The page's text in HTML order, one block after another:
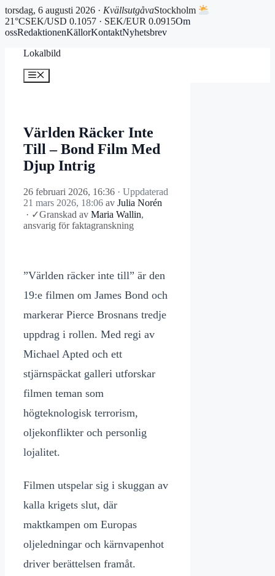
torsdag, 6 augusti 2026 · KvällsutgåvaStockholm
21°CSEK/USD 0.1057 · SEK/EUR 0.0915Om
ossRedaktionenKällorKontaktNyhetsbrev
Lokalbild
Meny
Världen Räcker Inte
Till – Bond Film Med
Djup Intrig
26 februari 2026, 16:36 · Uppdaterad
21 mars 2026, 18:06 av Julia Norén
· ✓Granskad av Maria Wallin,
ansvarig för faktagranskning
”Världen räcker inte till” är den
19:e filmen om James Bond och
markerar Pierce Brosnans tredje
uppdrag i rollen. Med regi av
Michael Apted och ett
stjärnspäckat galleri utforskar
filmen teman som
högteknologisk terrorism,
oljekonflikter och personlig
lojalitet.
Filmen utspelar sig i skuggan av
kalla krigets slut, där
maktkampen om Europas
oljeledningar och kärnvapenhot
driver berättelsen framåt.